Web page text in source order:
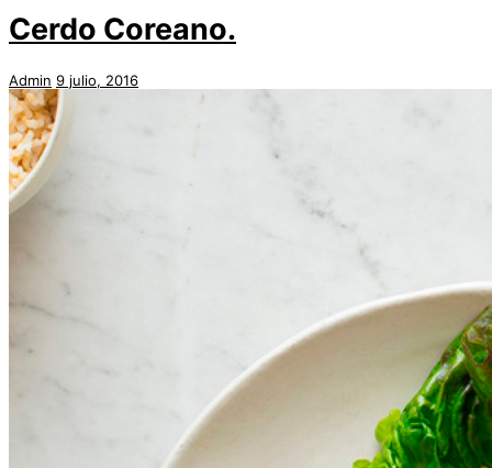
Cerdo Coreano.
Admin 9 julio, 2016